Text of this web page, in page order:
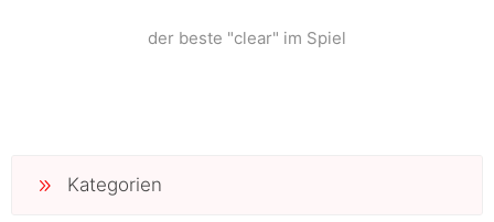
der beste "clear" im Spiel
Kategorien